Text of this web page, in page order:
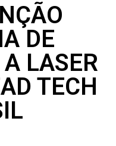
DE
LASER
TECH